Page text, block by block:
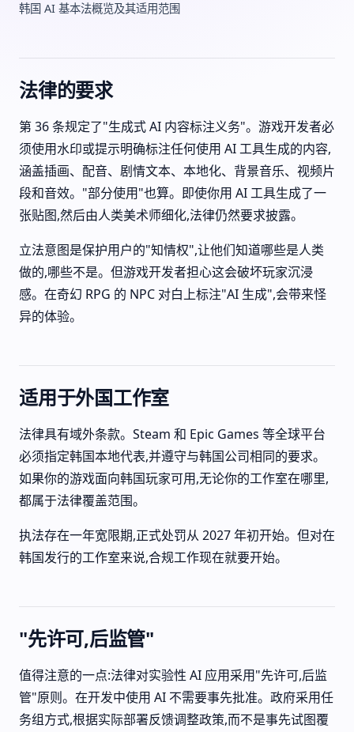
韩国 AI 基本法概览及其适用范围
法律的要求
第 36 条规定了"生成式 AI 内容标注义务"。游戏开发者必
须使用水印或提示明确标注任何使用 AI 工具生成的内容,
涵盖插画、配音、剧情文本、本地化、背景音乐、视频片
段和音效。"部分使用"也算。即使你用 AI 工具生成了一
张贴图,然后由人类美术师细化,法律仍然要求披露。
立法意图是保护用户的"知情权",让他们知道哪些是人类
做的,哪些不是。但游戏开发者担心这会破坏玩家沉浸
感。在奇幻 RPG 的 NPC 对白上标注"AI 生成",会带来怪
异的体验。
适用于外国工作室
法律具有域外条款。Steam 和 Epic Games 等全球平台
必须指定韩国本地代表,并遵守与韩国公司相同的要求。
如果你的游戏面向韩国玩家可用,无论你的工作室在哪里,
都属于法律覆盖范围。
执法存在一年宽限期,正式处罚从 2027 年初开始。但对在
韩国发行的工作室来说,合规工作现在就要开始。
"先许可,后监管"
值得注意的一点:法律对实验性 AI 应用采用"先许可,后监
管"原则。在开发中使用 AI 不需要事先批准。政府采用任
务组方式,根据实际部署反馈调整政策,而不是事先试图覆